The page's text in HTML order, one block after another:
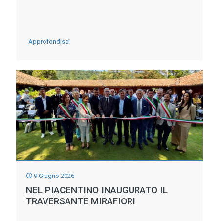
Approfondisci-
freatica,
bilancio
in
chiaroscuro:
negative
in
Emilia,
meglio
in
Romagna
9 Giugno 2026
NEL PIACENTINO INAUGURATO IL
TRAVERSANTE MIRAFIORI